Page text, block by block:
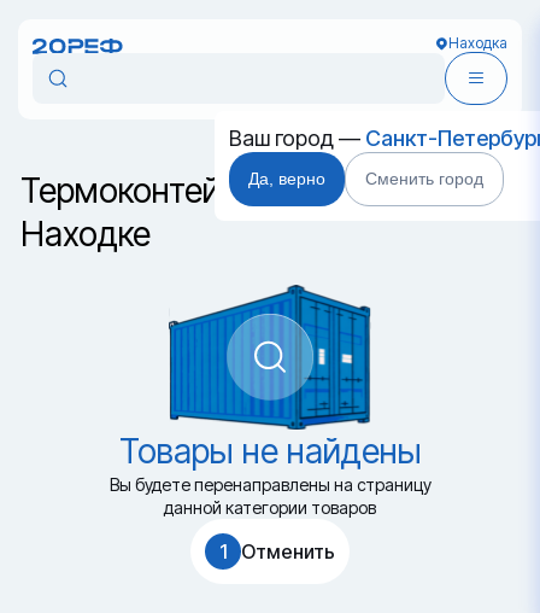
Находка
Ваш город — Санкт-
Да, верно Сменить город
Термоконтейнер 20 футов HC в
Находке
Товары не найдены
Вы будете перенаправлены на страницу
данной категории товаров
1 Отменить